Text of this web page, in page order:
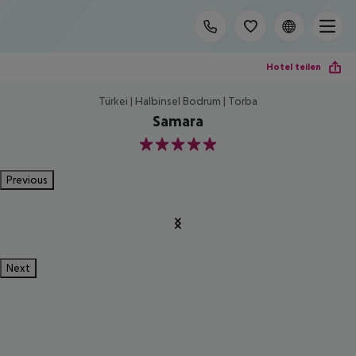
Hotel teilen
Türkei | Halbinsel Bodrum | Torba
Samara
5
Previous
Next